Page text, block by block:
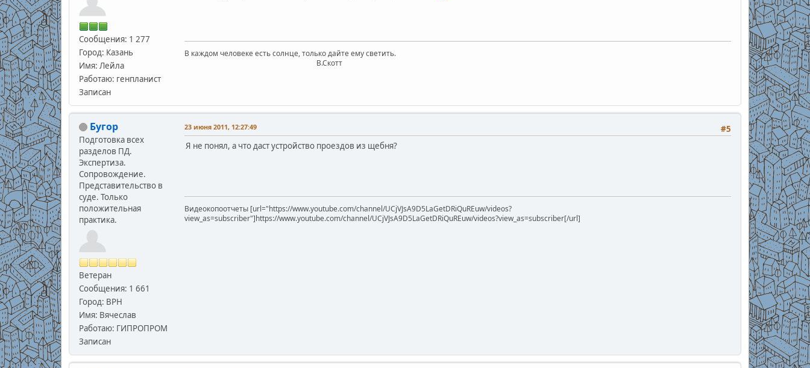
Сообщения: 1 277
Город: Казань
Имя: Лейла
Работаю: генпланист
Записан
В каждом человеке есть солнце, только дайте ему светить.
В.Скотт
Бугор
Подготовка всех
разделов ПД.
Экспертиза.
Сопровождение.
Представительство в
суде. Только
положительная
практика.
Ветеран
Сообщения: 1 661
Город: ВРН
Имя: Вячеслав
Работаю: ГИПРОПРОМ
Записан
#5
23 июня 2011, 12:27:49
Я не понял, а что даст устройство проездов из щебня?
Видеокопоотчеты [url="https://www.youtube.com/channel/UCjVJsA9D5LaGetDRiQuREuw/videos?
view_as=subscriber"]https://www.youtube.com/channel/UCjVJsA9D5LaGetDRiQuREuw/videos?view_as=subscriber[/url]